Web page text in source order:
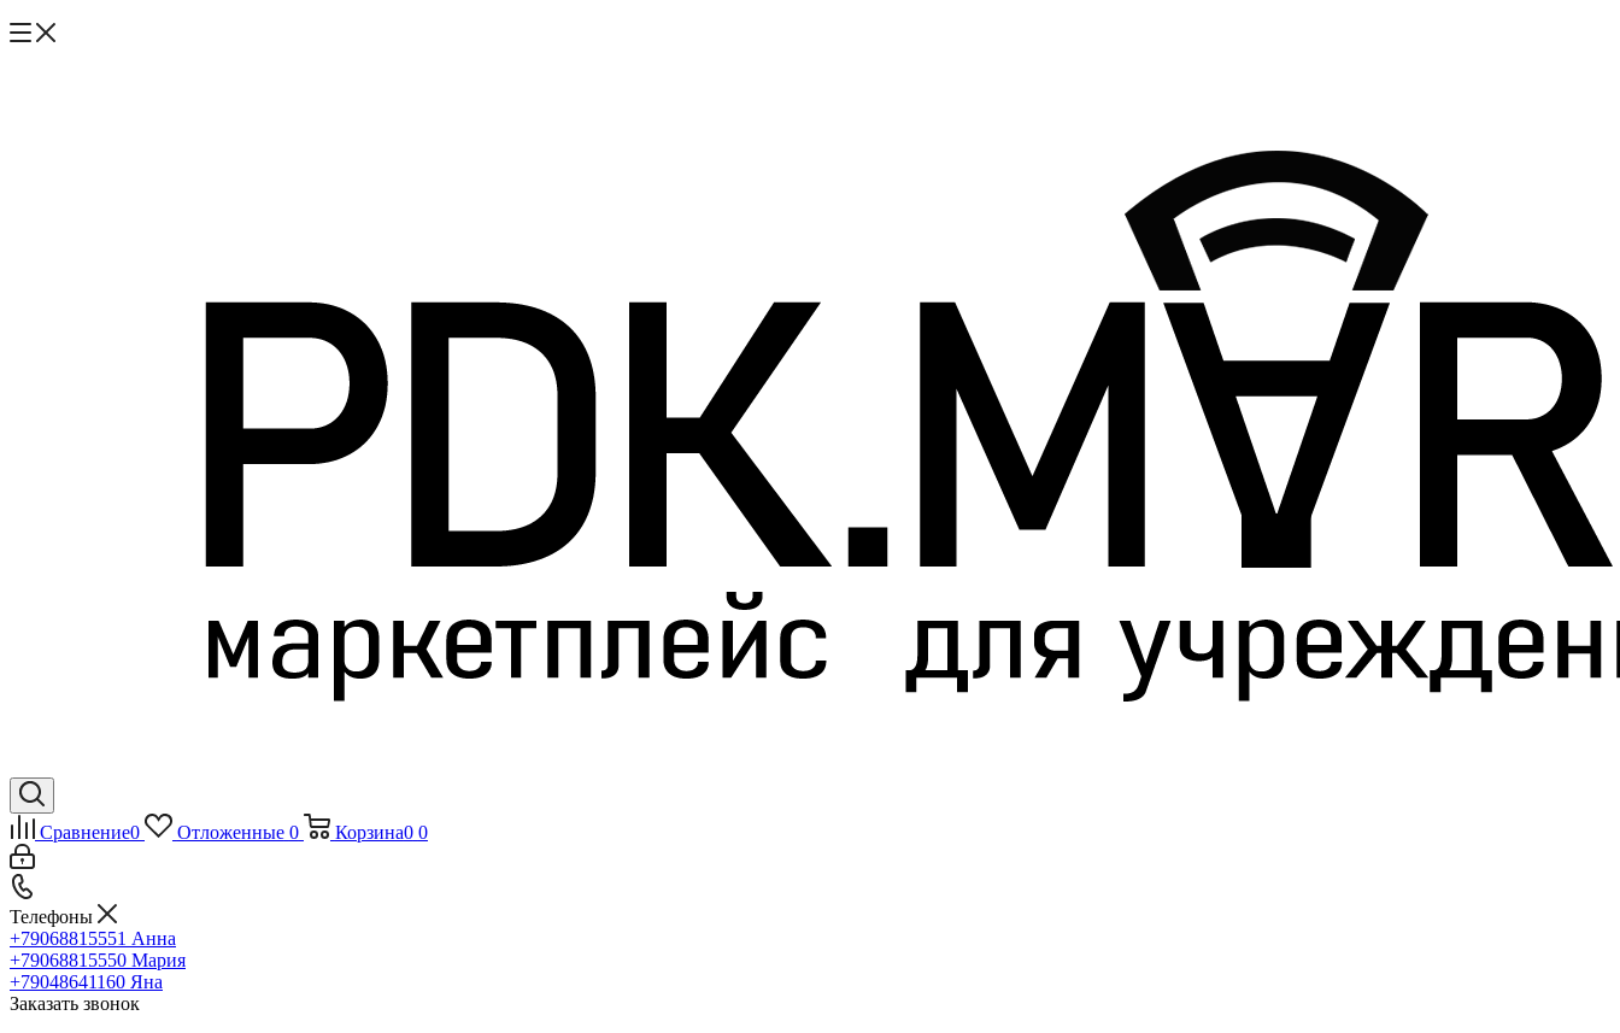
Сравнение0 Отложенные 0 Корзина0 0
Телефоны
+79068815551 Анна
+79068815550 Мария
+79048641160 Яна
Заказать звонок